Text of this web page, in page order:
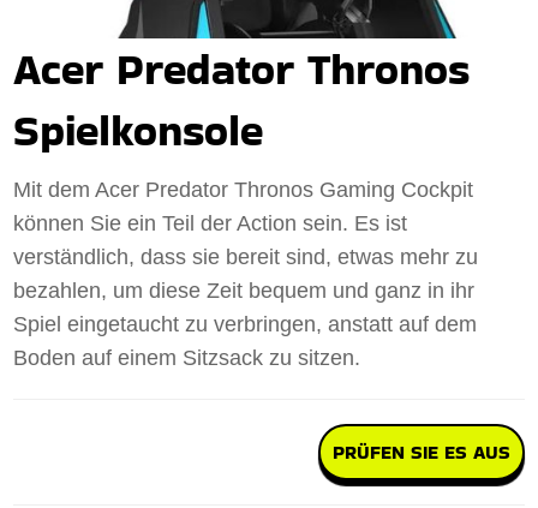
Acer Predator Thronos
Spielkonsole
Mit dem Acer Predator Thronos Gaming Cockpit
können Sie ein Teil der Action sein. Es ist
verständlich, dass sie bereit sind, etwas mehr zu
bezahlen, um diese Zeit bequem und ganz in ihr
Spiel eingetaucht zu verbringen, anstatt auf dem
Boden auf einem Sitzsack zu sitzen.
PRÜFEN SIE ES AUS